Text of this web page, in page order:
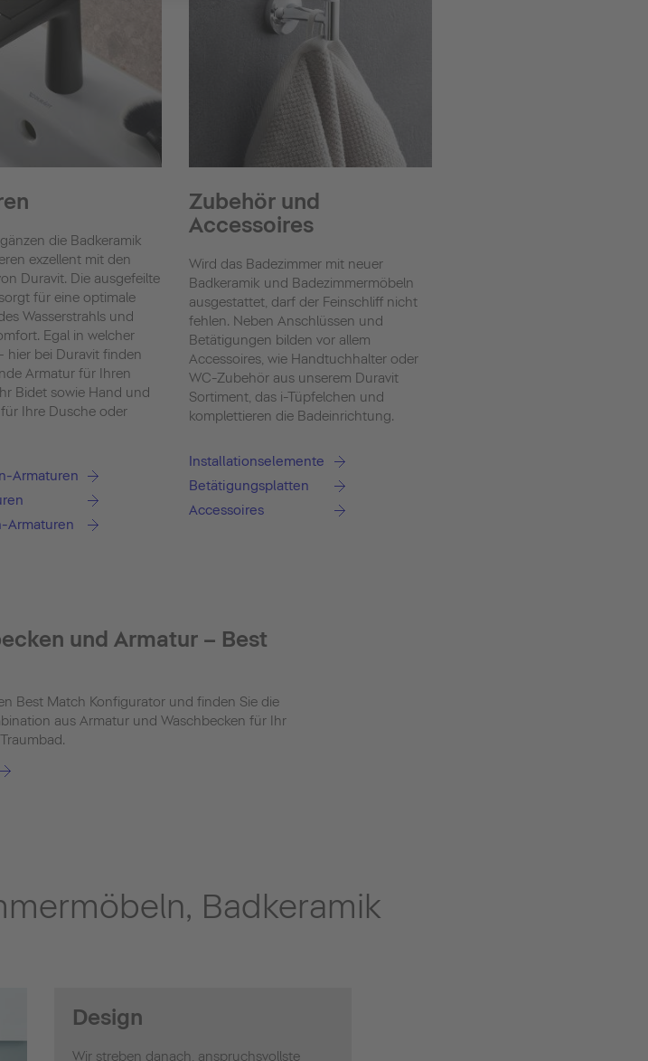
die Badkeramik
exzellent mit den
Duravit. Die ausgefeilte
für eine optimale
Wasserstrahls und
Egal in welcher
hier bei Duravit finden
Armatur für Ihren
Bidet sowie Hand und
Ihre Dusche oder
Armaturen
Armaturen
Zubehör und
Accessoires
Wird das Badezimmer mit neuer
Badkeramik und Badezimmermöbeln
ausgestattet, darf der Feinschliff nicht
fehlen. Neben Anschlüssen und
Betätigungen bilden vor allem
Accessoires, wie Handtuchhalter oder
WC-Zubehör aus unserem Duravit
Sortiment, das i-Tüpfelchen und
komplettieren die Badeinrichtung.
Installationselemente
Betätigungsplatten
Accessoires
und Armatur – Best
Best Match Konfigurator und finden Sie die
aus Armatur und Waschbecken für Ihr
Badkeramik
Design
Wir streben danach, anspruchsvollste